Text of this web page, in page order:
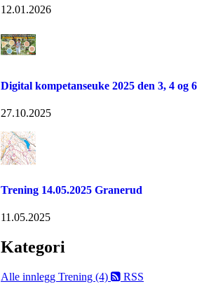
12.01.2026
Digital kompetanseuke 2025 den 3, 4 og
27.10.2025
Trening 14.05.2025 Granerud
11.05.2025
Kategori
Alle innlegg Trening (4) RSS